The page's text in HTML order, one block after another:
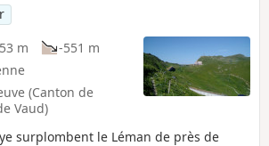
m
-551 m
(Canton de
Vaud)
surplombent le Léman de près de